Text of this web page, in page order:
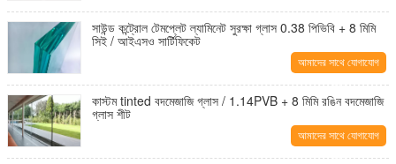
করুন
সাউন্ড কন্ট্রোল টেমপ্লেট ল্যামিনেট সুরক্ষা গ্লাস 0.38 পিভিবি + 8 মিমি
সিই / আইএসও সার্টিফিকেট
আমাদের সাথে যোগাযোগ
করুন
কাস্টম tinted বদমেজাজি গ্লাস / 1.14PVB + 8 মিমি রঙিন বদমেজাজি
গ্লাস শীট
আমাদের সাথে যোগাযোগ
করুন